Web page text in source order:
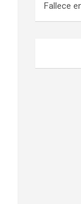
Fallece